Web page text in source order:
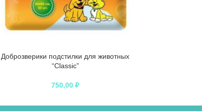
Доброзверики подстилки для животных
“Classic”
750,00₽